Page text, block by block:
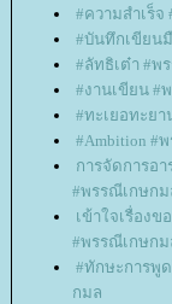
#ความสำเร็
#บันทึกเขียน
#ลัทธิเต๋า #พ
#งานเขียน #
#ทะเยอทะย
#Ambition #
การจัดการอ
#พรรณีเกษกม
เข้าใจเรื่อง
#พรรณีเกษกม
#ทักษะการพู
กมล